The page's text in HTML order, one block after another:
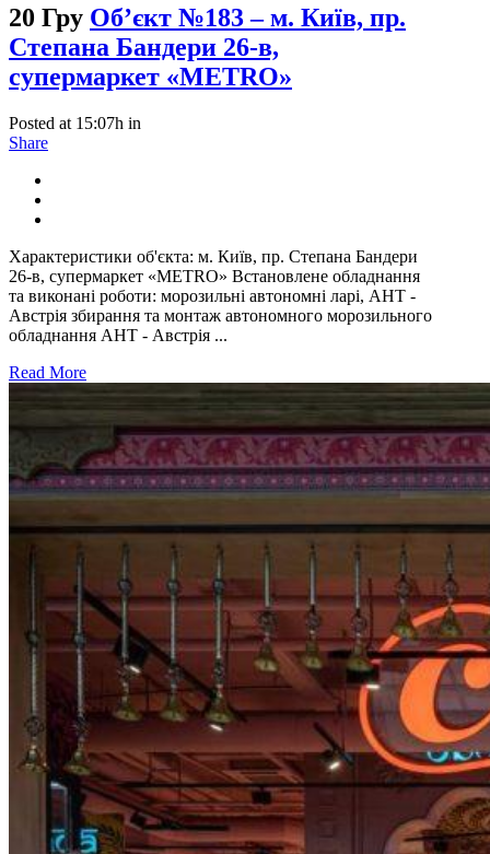
20 Гру Об’єкт №183 – м. Київ, пр.
Степана Бандери 26-в,
супермаркет «METRO»
Posted at 15:07h in
Share
Характеристики об'єкта: м. Київ, пр. Степана Бандери
26-в, супермаркет «METRO» Встановлене обладнання
та виконані роботи: морозильні автономні ларі, AHT -
Австрія збирання та монтаж автономного морозильного
обладнання AHT - Австрія ...
Read More